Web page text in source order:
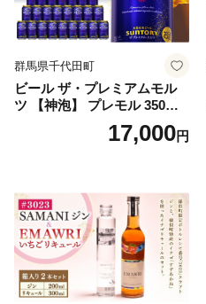
群馬県千代田町
ビール ザ・プレミアムモル
ツ 【神泡】 プレモル 350ml
× 24本 サントリー〈天然水の
ビール工場〉群馬※沖縄・離
17,000円